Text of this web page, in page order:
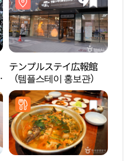
テンプルステイ広報館
（템플스테이 홍보관）